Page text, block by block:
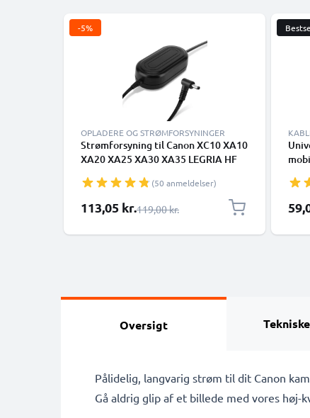
-5%
OPLADERE OG STRØMFORSYNINGER
Strømforsyning til Canon XC10 XA10
XA20 XA25 XA30 XA35 LEGRIA HF
FS306 VIXIA HF G20 G10 HV30 HF10
HF20 HG10 HG20 ZR500 AC-adapter
CA-570 DC-kobling – Dummy-batteri
(50 anmeldelser)
Særlig pris
113,05 kr.Almindelig pris
119,00 kr.
1m
Sort
Oversigt
Pålidelig, langvarig strøm til dit Canon
Gå aldrig glip af et billede med vores høj-